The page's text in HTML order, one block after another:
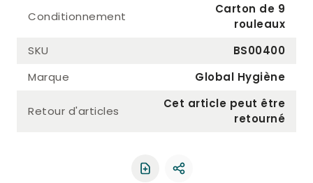
Conditionnement
Carton de 9
rouleaux
SKU
BS00400
Marque
Global Hygiène
Retour d'articles
Cet article peut être
retourné
Partager le produit